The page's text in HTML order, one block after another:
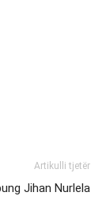
Artikulli tjetër
Jihan Nurlela